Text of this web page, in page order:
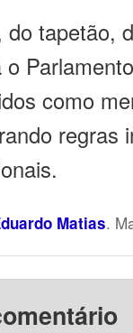
tapetão,
como
regras
Matias.